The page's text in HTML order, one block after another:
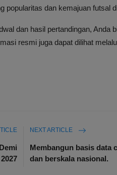
dan kemajuan futsal
dan hasil pertandingan, Anda
resmi juga dapat dilihat
NEXT ARTICLE
Membangun basis data
dan berskala nasional.